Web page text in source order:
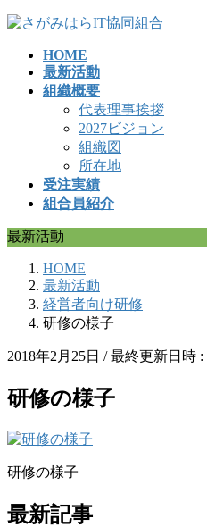
コ
ナ
HOME
最新活動
組織概要
代表理事挨拶
2027ビジョン
組織図
所在地
受注実績
組合員紹介
最新活動
HOME
最新活動
経営者向け研修
研修の様子
2018年2月25日 / 最終更新日時 :
研修の様子
研修の様子
最新記事